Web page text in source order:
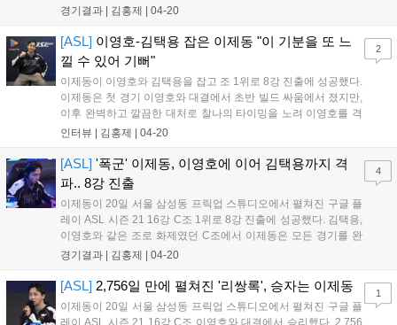
영호는 분노 모드에 돌입했다. 그리고 패자전에서 김태영을 2:0,
이영호와 김태영의 패자전 1세...
경기결과 | 김홍제 04-20
[ASL] 이영호-김택용 잡은 이제동 "이 기분을 또 느
낄 수 있어 기뻐"
이제동이 이영호와 김택용을 잡고 조 1위로 8강 진출에 성공했다.
이제동은 첫 경기 이영호와 대결에서 초반 빌드 싸움에서 졌지만,
이후 완벽하고 깔끔한 대처로 찰나의 타이밍을 노려 이영호를 격
파했고, 김택용과 대결에서는 1세트는 저글링, 러커 올인, 2세트
은? 너무 감격스럽고, 죽음의 조라...
인터뷰 | 김홍제 04-20
2
[ASL] '폭군' 이제동, 이영호에 이어 김택용까지 격
파.. 8강 진출
이제동이 20일 서울 삼성동 프릭업 스튜디오에서 펼쳐진 구글 플
레이 ASL 시즌 21 16강 C조 1위로 8강 진출에 성공했다. 김택용,
이영호와 같은 조로 화제였던 C조에서 이제동은 모든 경기를 완
벽하게 소화하며 가장 먼저 8강으로 향했다. 김택용과 김태영의 1
은 1게이트 더블, 김태영은 마...
경기결과 | 김홍제 04-20
4
[ASL] 2,756일 만에 펼쳐진 '리쌍록', 승자는 이제동
이제동이 20일 서울 삼성동 프릭업 스튜디오에서 펼쳐진 구글 플
레이 ASL 시즌 21 16강 C조 이영호와 대결에서 승리했다. 2,756
1